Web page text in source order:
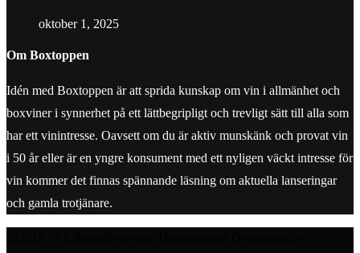
oktober 1, 2025
Om Boxtoppen
Idén med Boxtoppen är att sprida kunskap om vin i allmänhet och
boxviner i synnerhet på ett lättbegripligt och trevligt sätt till alla som
har ett vinintresse. Oavsett om du är aktiv munskänk och provat vin
i 50 år eller är en yngre konsument med ett nyligen väckt intresse för
vin kommer det finnas spännande läsning om aktuella lanseringar
och gamla trotjänare.